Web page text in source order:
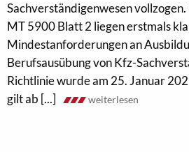
Sachverständigenwesen
MT 5900 Blatt 2 liegen erstmals
Mindestanforderungen an
Berufsausübung von Kfz-
Richtlinie wurde am 25. Januar
gilt ab [...]
weiterlesen